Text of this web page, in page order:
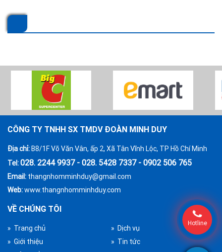
CÔNG TY TNHH SX TMDV ĐOÀN MINH DUY
Địa chỉ:B8/1F Võ Văn Vân, ấp 2, Xã Tân Vĩnh Lộc, TP Hồ Chí Minh
Tel:028. 2244 9937 - 028. 5428 7337 - 0902 506 765
Email: thangnhomminhduy@gmail.com
Web:www.thangnhomminhduy.com
VỀ CHÚNG TÔI
» Trang chủ
» Dịch vụ
» Giới thiệu
» Tin tức
Hotline